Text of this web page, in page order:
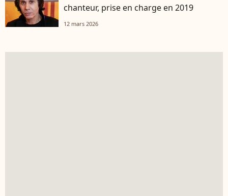
chanteur, prise en charge en 2019
12 mars 2026